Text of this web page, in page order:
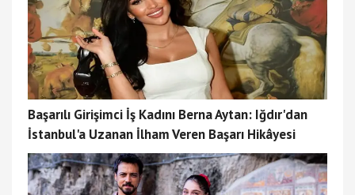
Başarılı Girişimci İş Kadını Berna Aytan: Iğdır'dan
İstanbul'a Uzanan İlham Veren Başarı Hikâyesi